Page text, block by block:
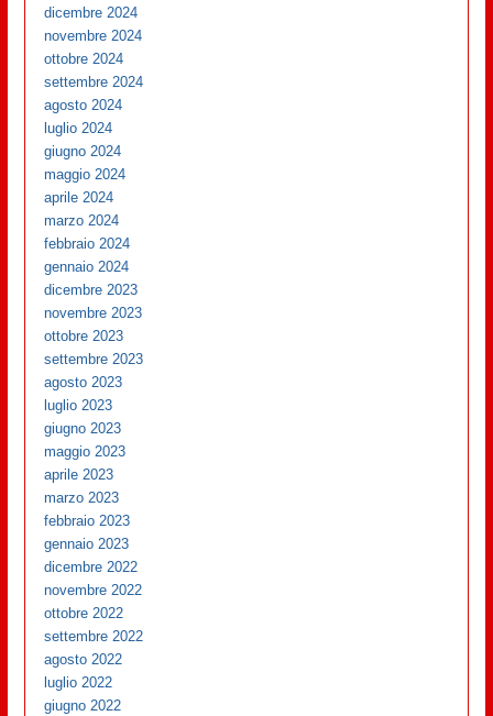
dicembre 2024
novembre 2024
ottobre 2024
settembre 2024
agosto 2024
luglio 2024
giugno 2024
maggio 2024
aprile 2024
marzo 2024
febbraio 2024
gennaio 2024
dicembre 2023
novembre 2023
ottobre 2023
settembre 2023
agosto 2023
luglio 2023
giugno 2023
maggio 2023
aprile 2023
marzo 2023
febbraio 2023
gennaio 2023
dicembre 2022
novembre 2022
ottobre 2022
settembre 2022
agosto 2022
luglio 2022
giugno 2022